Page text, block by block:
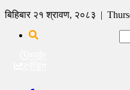
बिहिबार २१ श्रावण, २०८३ |